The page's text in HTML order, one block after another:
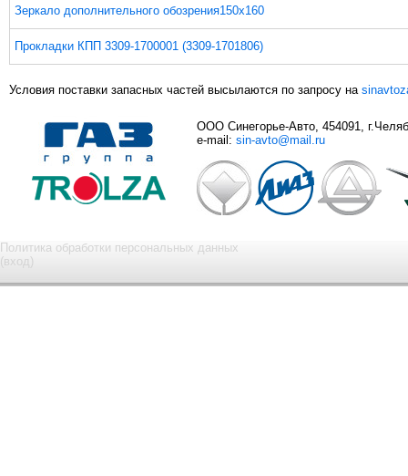
Зеркало дополнительного обозрения150х160
Прокладки КПП 3309-1700001 (3309-1701806)
Условия поставки запасных частей высылаются по запросу на
ООО Синегорье-Авто, 454091,
e-mail: sin-avto@mail.ru
Политика обработки персональных данных
(вход)